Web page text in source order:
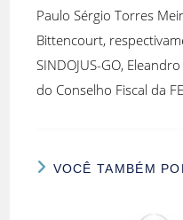
Paulo Sérgio Torres
Bittencourt,
SINDOJUS-GO,
do Conselho Fiscal da
VOCÊ TAMBÉM